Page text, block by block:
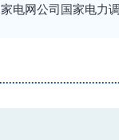
电网公司国家电力